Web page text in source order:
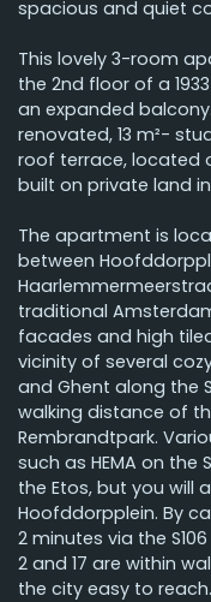
spacious and quiet
This lovely 3-room
the 2nd floor of a
an expanded
renovated, 13 m²-
roof terrace, located
built on private land
The apartment is
between
traditional
facades and high
vicinity of several
and Ghent along the
walking distance of
Rembrandtpark.
such as HEMA on the
the Etos, but you will
Hoofddorpplein. By
2 minutes via the
2 and 17 are within
the city easy to reach.